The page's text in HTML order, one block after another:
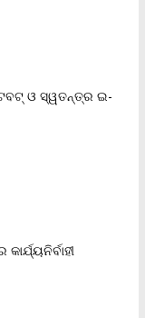
ଓ ସ୍ୱତନ୍ତ୍ର ଇ-